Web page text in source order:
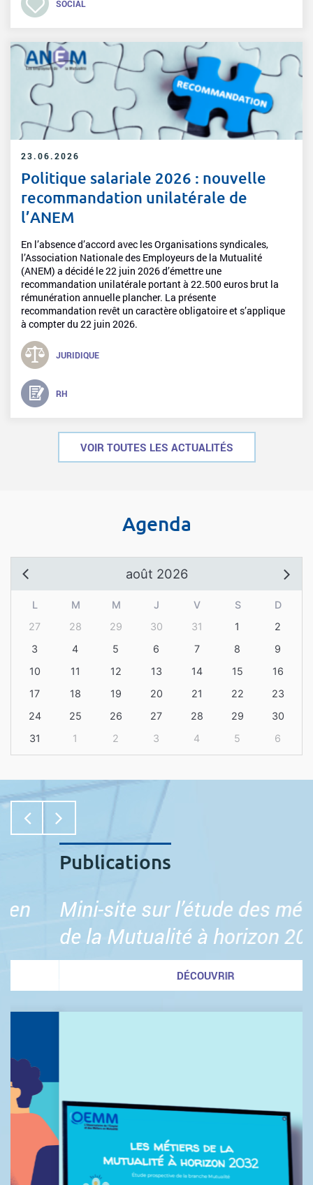
SOCIAL
23.06.2026
Politique salariale 2026 : nouvelle
recommandation unilatérale de
l’ANEM
En l’absence d’accord avec les Organisations syndicales,
l’Association Nationale des Employeurs de la Mutualité
(ANEM) a décidé le 22 juin 2026 d’émettre une
recommandation unilatérale portant à 22.500 euros brut la
rémunération annuelle plancher. La présente
recommandation revêt un caractère obligatoire et s’applique
à compter du 22 juin 2026.
JURIDIQUE
RH
VOIR TOUTES LES ACTUALITÉS
Agenda
août 2026
L M M J V S
D
27
28 29 30 31 1
2
3
4 5 6 7 8
9
10
11 12 13 14 15
16
17
18 19 20 21 22
23
24
25 26 27 28 29
30
31
1 2 3 4 5 6
Publications
Mini-site sur l’étude des métiers
de la Mutualité à horizon 2032
DÉCOUVRIR